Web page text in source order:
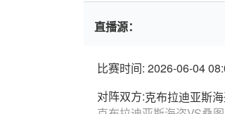
直播源：
比赛时间: 2026-06-04
对阵双方:克布拉迪亚斯